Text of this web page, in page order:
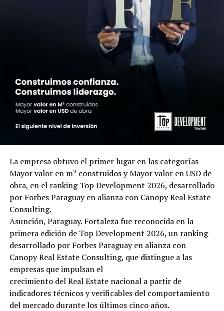
La empresa obtuvo el primer lugar en las categorías
Mayor valor en m² construidos y Mayor valor en USD de
obra, en el ranking Top Development 2026, desarrollado
por Forbes Paraguay en alianza con Canopy Real Estate
Consulting.
Asunción, Paraguay. Fortaleza fue reconocida en la
primera edición de Top Development 2026, un ranking
desarrollado por Forbes Paraguay en alianza con
Canopy Real Estate Consulting, que distingue a las
empresas que impulsan el
crecimiento del Real Estate nacional a partir de
indicadores técnicos y verificables del comportamiento
del mercado durante los últimos cinco años.